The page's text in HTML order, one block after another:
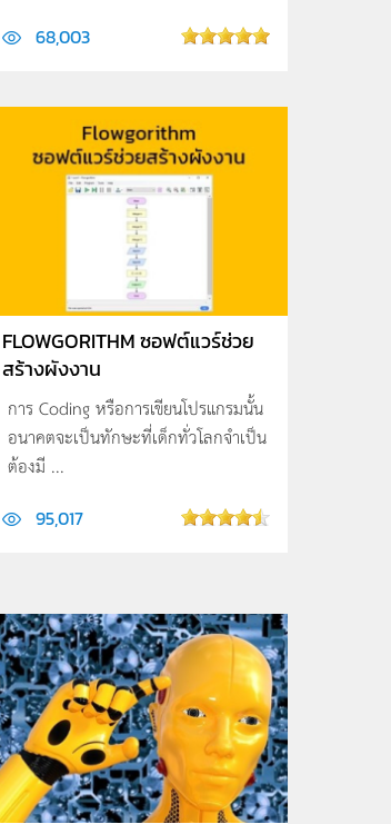
68,003
FLOWGORITHM ซอฟต์แวร์ช่วย
สร้างผังงาน
การ Coding หรือการเขียนโปรแกรมนั้น
อนาคตจะเป็นทักษะที่เด็กทั่วโลกจำเป็น
ต้องมี ...
95,017